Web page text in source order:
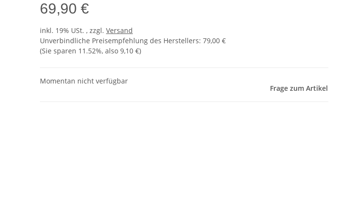
69,90 €
inkl. 19% USt. , zzgl. Versand
Unverbindliche Preisempfehlung des Herstellers: 79,00 €
(Sie sparen 11.52%, also 9,10 €)
Momentan nicht verfügbar
Frage zum Artikel